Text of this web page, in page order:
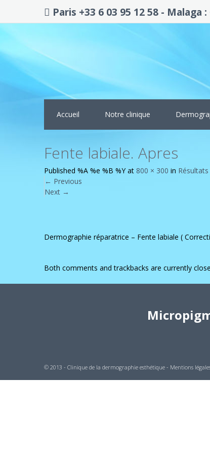
Paris +33 6 03 95 12 58 - Malaga
Accueil Notre clinique
Fente labiale. Apres
Published %A %e %B %Yat 800 × 300 in
← Previous
Next →
Dermographie réparatrice – Fente labiale (
Both comments and trackbacks are currently
© 2013 - Clinique de la dermographie esthétique - Mentions